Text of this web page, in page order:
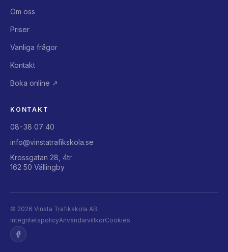
Om oss
Priser
Vanliga frågor
Kontakt
Boka online ↗
KONTAKT
08-38 07 40
info@vinstatrafikskola.se
Krossgatan 28, 4tr
162 50 Vällingby
© 2026 Vinsta Trafikskola AB
IntegritetspolicyAnvändarvillkorCookies